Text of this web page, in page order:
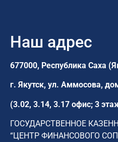
Наш адрес
677000, Республика Саха
г. Якутск, ул. Аммосова,
(3.02, 3.14, 3.17 офис; 3
ГОСУДАРСТВЕННОЕ
“ЦЕНТР ФИНАНСОВОГО